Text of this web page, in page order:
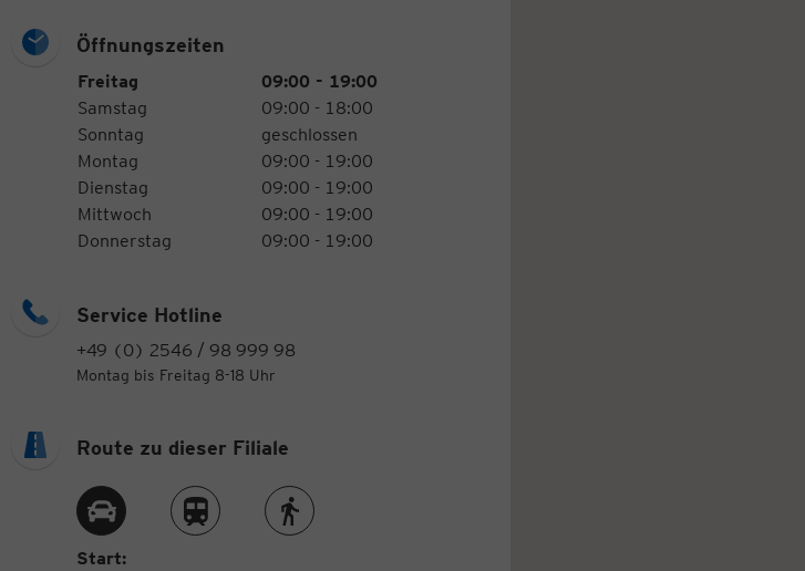
Öffnungszeiten
Öffnungszeiten
Wochentag
Freitag
09:00 - 19:00
Samstag
09:00 - 18:00
Sonntag
geschlossen
Montag
09:00 - 19:00
Dienstag
09:00 - 19:00
Mittwoch
09:00 - 19:00
Donnerstag
09:00 - 19:00
Service Hotline
+49 (0) 2546 / 98 999 98
Montag bis Freitag 8-18 Uhr
Route zu dieser Filiale
Route per AutoRoute per ZugRoute zu Fuß
Start: